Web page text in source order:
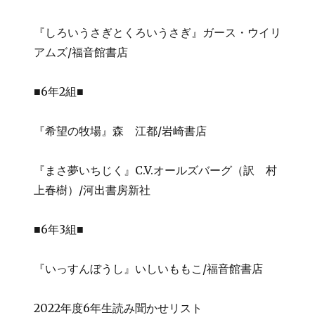
『しろいうさぎとくろいうさぎ』ガース・ウイリ
アムズ/福音館書店
■6年2組■
『希望の牧場』森 江都/岩崎書店
『まさ夢いちじく』C.V.オールズバーグ（訳 村
上春樹）/河出書房新社
■6年3組■
『いっすんぼうし』いしいももこ/福音館書店
2022年度6年生読み聞かせリスト